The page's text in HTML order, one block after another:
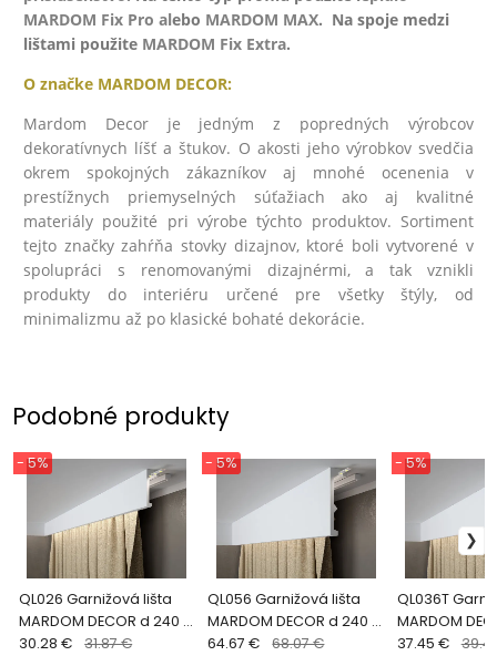
MARDOM Fix Pro alebo MARDOM MAX. Na spoje medzi
lištami použite MARDOM Fix Extra.
O značke MARDOM DECOR:
Mardom Decor je jedným z popredných výrobcov
dekoratívnych líšť a štukov. O akosti jeho výrobkov svedčia
okrem spokojných zákazníkov aj mnohé ocenenia v
prestížnych priemyselných súťažiach ako aj kvalitné
materiály použité pri výrobe týchto produktov. Sortiment
tejto značky zahŕňa stovky dizajnov, ktoré boli vytvorené v
spolupráci s renomovanými dizajnérmi, a tak vznikli
produkty do interiéru určené pre všetky štýly, od
minimalizmu až po klasické bohaté dekorácie.
Podobné produkty
QL026 Garnižová lišta
MARDOM DECOR d 240 x
v 10 x š 4,1 cm
- 5%
30.28 € 31.87 €
QL056 Garnižová lišta
MARDOM DECOR d 240 x
v 17,9 x š 5,5 cm
- 5%
64.67 € 68.07 €
QL036T
MARDOM
v 14,8 x š 4,6
- 5%
37.45 €